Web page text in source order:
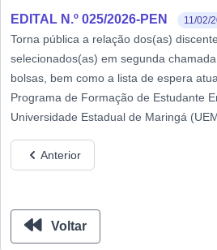
EDITAL N.º 025/2026-PEN 11/02/
Torna pública a relação dos(as)
selecionados(as) em segunda
bolsas, bem como a lista de espera
Programa de Formação de Estudante
Universidade Estadual de Maringá
Anterior
Voltar